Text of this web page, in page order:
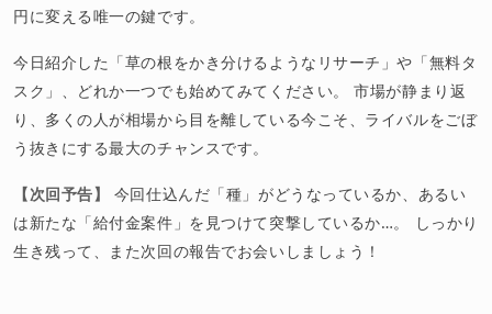
円に変える唯一の鍵です。
今日紹介した「草の根をかき分けるようなリサーチ」や「無料タ
スク」、どれか一つでも始めてみてください。 市場が静まり返
り、多くの人が相場から目を離している今こそ、ライバルをごぼ
う抜きにする最大のチャンスです。
【次回予告】
今回仕込んだ「種」がどうなっているか、あるい
は新たな「給付金案件」を見つけて突撃しているか…。 しっかり
生き残って、また次回の報告でお会いしましょう！